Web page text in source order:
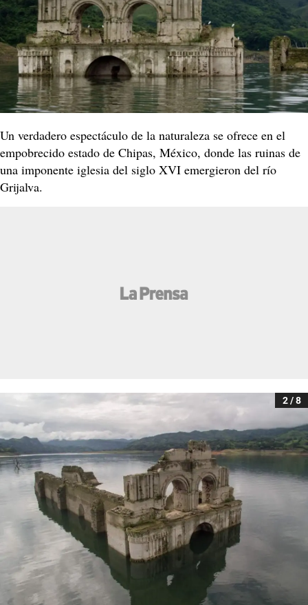
Un verdadero espectáculo de la naturaleza se ofrece en el
empobrecido estado de Chipas, México, donde las ruinas de
una imponente iglesia del siglo XVI emergieron del río
Grijalva.
2 / 8